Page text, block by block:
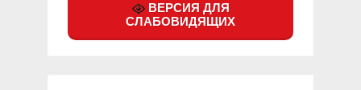
ВЕРСИЯ ДЛЯ
СЛАБОВИДЯЩИХ